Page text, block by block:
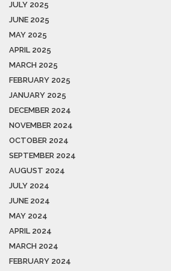
JULY 2025
JUNE 2025
MAY 2025
APRIL 2025
MARCH 2025
FEBRUARY 2025
JANUARY 2025
DECEMBER 2024
NOVEMBER 2024
OCTOBER 2024
SEPTEMBER 2024
AUGUST 2024
JULY 2024
JUNE 2024
MAY 2024
APRIL 2024
MARCH 2024
FEBRUARY 2024